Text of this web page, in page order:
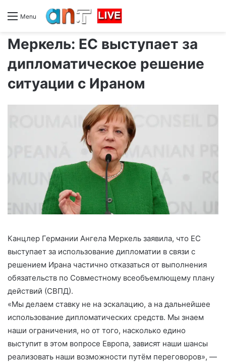
Menu
Меркель: ЕС выступает за
дипломатическое решение
ситуации с Ираном
Канцлер Германии Ангела Меркель заявила, что ЕС
выступает за использование дипломатии в связи с
решением Ирана частично отказаться от выполнения
обязательств по Совместному всеобъемлющему плану
действий (СВПД).
«Мы делаем ставку не на эскалацию, а на дальнейшее
использование дипломатических средств. Мы знаем
наши ограничения, но от того, насколько едино
выступит в этом вопросе Европа, зависят наши шансы
реализовать наши возможности путём переговоров», —